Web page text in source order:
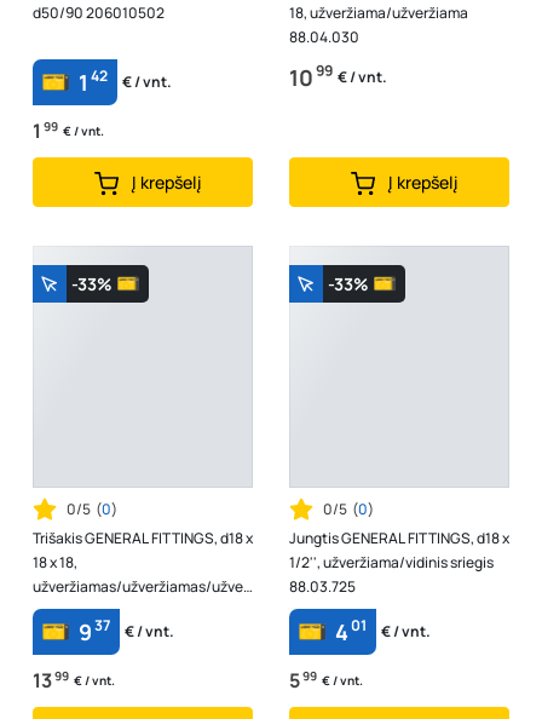
d50/90 206010502
1 42 € / vnt.
1 99 € / vnt.
Į krepšelį
18, užveržiama/užveržiama
88.04.030
1099 € / vnt.
Į krepšelį
-33%
0/5 (0)
Trišakis GENERAL FITTINGS, d18 x
18 x 18,
užveržiamas/užveržiamas/užver
žiamas 88.04.530
937 € / vnt.
1399 € / vnt.
-33%
0/5 (0)
Jungtis GENERAL FITTINGS, d18 x
1/2'', užveržiama/vidinis sriegis
88.03.725
401 € / vnt.
599 € / vnt.